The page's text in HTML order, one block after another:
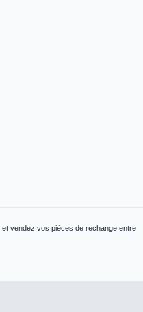
vendez vos pièces de rechange entre